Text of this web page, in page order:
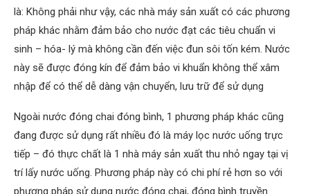
là: Không phải như vậy, các nhà máy sản xuất có các phương
pháp khác nhằm đảm bảo cho nước đạt các tiêu chuẩn vi
sinh – hóa- lý mà không cần đến việc đun sôi tốn kém. Nước
này sẽ được đóng kín để đảm bảo vi khuẩn không thể xâm
nhập để có thể dễ dàng vận chuyển, lưu trữ để sử dụng
Ngoài nước đóng chai đóng bình, 1 phương pháp khác cũng
đang được sử dụng rất nhiều đó là máy lọc nước uống trực
tiếp – đó thực chất là 1 nhà máy sản xuất thu nhỏ ngay tại vị
trí lấy nước uống. Phương pháp này có chi phí rẻ hơn so với
phương pháp sử dụng nước đóng chai, đóng bình truyền